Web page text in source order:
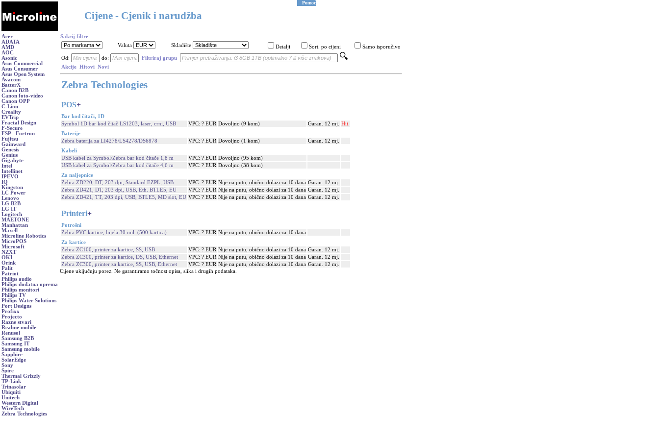
Cijene - Cjenik i narudžba
Pomoć
Acer
ADATA
AMD
AOC
Asonic
Asus Commercial
Asus Consumer
Asus Open System
Avacom
BatterX
Canon B2B
Canon foto-video
Canon OPP
C-Lion
Creality
EVTrip
Fractal Design
F-Secure
FSP - Fortron
Fujitsu
Gainward
Genesis
Genius
Gigabyte
Intel
Intellinet
IPEVO
IQ
Kingston
LC Power
Lenovo
LG B2B
LG IT
Logitech
MAETONE
Manhattan
Maxell
Microline Robotics
MicroPOS
Microsoft
NZXT
OKI
Orink
Palit
Patriot
Philips audio
Philips dodatna oprema
Philips monitori
Philips TV
Philips Water Solutions
Port Designs
Profixx
Projecto
Razne stvari
Realme mobile
Renusol
Samsung B2B
Samsung IT
Samsung mobile
Sapphire
SolarEdge
Sony
Spire
Thermal Grizzly
TP-Link
Trinasolar
Ubiquiti
Unitech
Western Digital
WireTech
Zebra Technologies
Sakrij filtre
Valuta
Skladište Detalji Sort. po cijeni Samo isporučivo
Od: do:
Filtriraj grupu
Akcije Hitovi Novi
Zebra Technologies
POS+
Bar kod čitači, 1D
Symbol 1D bar kod čitač LS1203, laser, crni, USB
VPC: ? EUR Dovoljno (9 kom) Garan. 12 mj.
Hit.
Baterije
Zebra baterija za LI4278/LS4278/DS6878
VPC: ? EUR Dovoljno (1 kom)
Garan. 12 mj.
Kabeli
USB kabel za Symbol/Zebra bar kod čitače 1,8 m
VPC: ? EUR Dovoljno (95 kom)
USB kabel za Symbol/Zebra bar kod čitače 4,6 m
VPC: ? EUR Dovoljno (38 kom)
Za naljepnice
Zebra ZD220, DT, 203 dpi, Standard EZPL, USB
VPC: ? EUR Nije na putu, obično dolazi za 10 dana Garan. 12 mj.
Zebra ZD421, DT, 203 dpi, USB, Eth. BTLE5, EU
VPC: ? EUR Nije na putu, obično dolazi za 10 dana Garan. 12 mj.
Zebra ZD421, TT, 203 dpi, USB, BTLE5, MD slot, EU VPC: ? EUR Nije na putu, obično dolazi za 10 dana Garan. 12 mj.
Printeri+
Potrošni
Zebra PVC kartice, bijela 30 mil. (500 kartica)
VPC: ? EUR Nije na putu, obično dolazi za 10 dana
Za kartice
Zebra ZC100, printer za kartice, SS, USB
VPC: ? EUR Nije na putu, obično dolazi za 10 dana Garan. 12 mj.
Zebra ZC300, printer za kartice, DS, USB, Ethernet
VPC: ? EUR Nije na putu, obično dolazi za 10 dana Garan. 12 mj.
Zebra ZC300, printer za kartice, SS, USB, Ethernet
VPC: ? EUR Nije na putu, obično dolazi za 10 dana Garan. 12 mj.
Cijene uključuju porez. Ne garantiramo točnost opisa, slika i drugih podataka.